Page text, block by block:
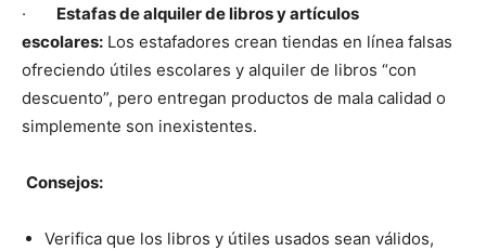
· Estafas de alquiler de libros y artículos
escolares: Los estafadores crean tiendas en línea falsas
ofreciendo útiles escolares y alquiler de libros “con
descuento”, pero entregan productos de mala calidad o
simplemente son inexistentes.
Consejos:
Verifica que los libros y útiles usados sean válidos,